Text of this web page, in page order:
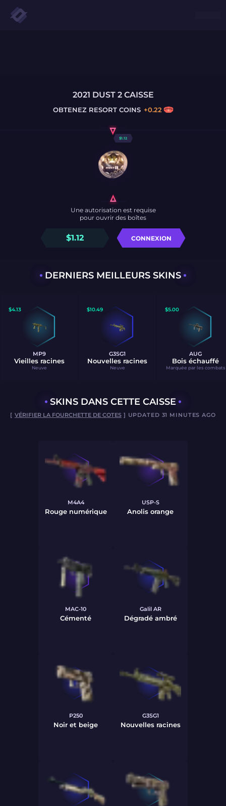
2021 DUST 2 CAISSE
OBTENEZRESORT COINS +0.22
$1.12
$1.12 CONNEXION
Une autorisation est requise
pour ouvrir des boîtes
DERNIERS MEILLEURS SKINS
$4.13
MP9
Vieilles racines
Neuve
$10.49
G3SG1
Nouvelles racines
Neuve
$5.00
AUG
Bois échauffé
Marquée par les combats
SKINS DANS CETTE CAISSE
[ VÉRIFIER LA FOURCHETTE DE COTES] UPDATED 31 MINUTES AGO
M4A4
Rouge numérique
USP-S
Anolis orange
MAC-10
Cémenté
Galil AR
Dégradé ambré
P250
Noir et beige
G3SG1
Nouvelles racines